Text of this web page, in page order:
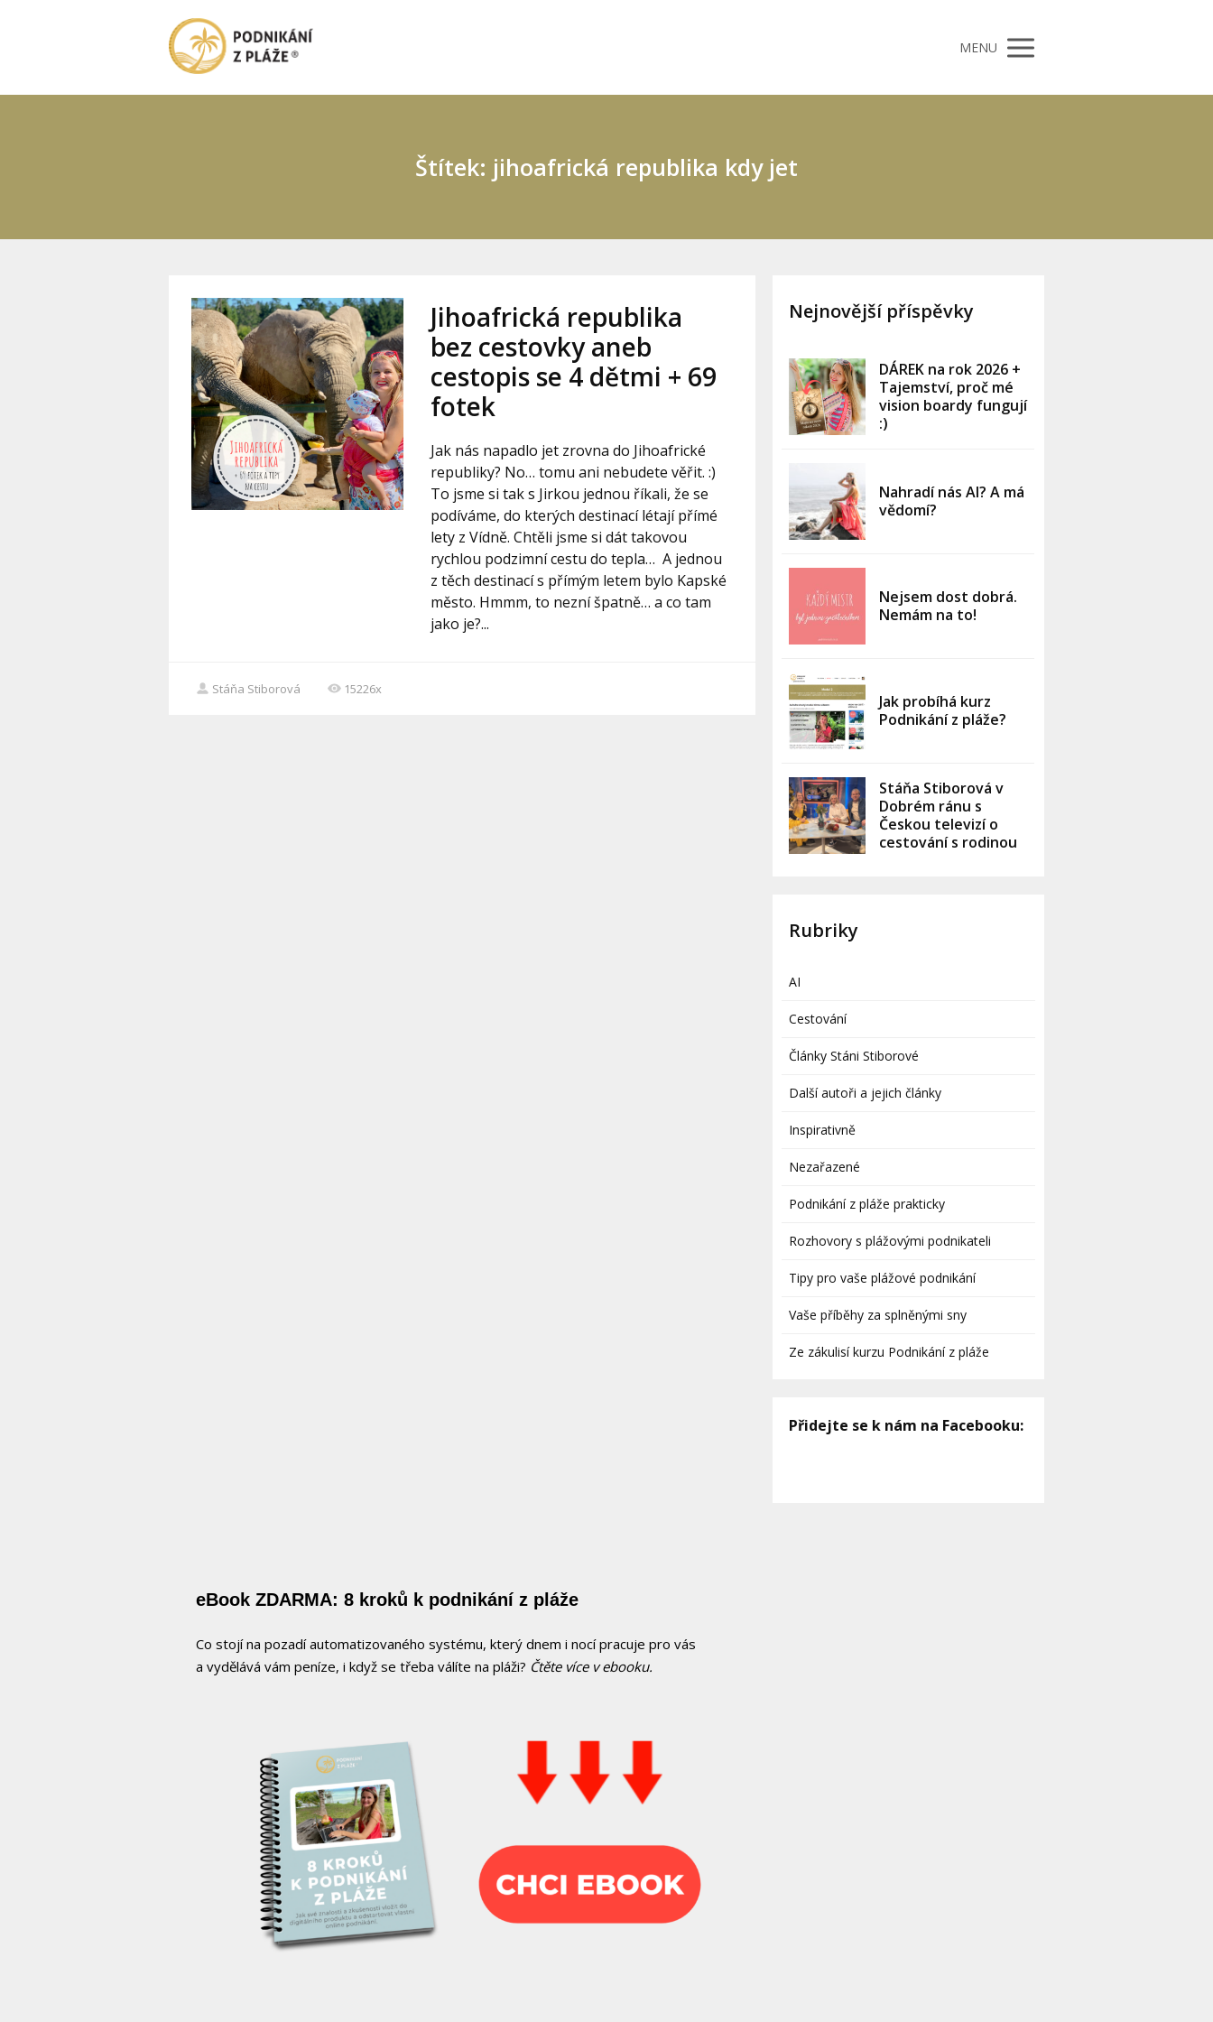
MENU
Štítek: jihoafrická republika kdy jet
Jihoafrická republika
bez cestovky aneb
cestopis se 4 dětmi + 69
fotek
Jak nás napadlo jet zrovna do Jihoafrické
republiky? No… tomu ani nebudete věřit. :)
To jsme si tak s Jirkou jednou říkali, že se
podíváme, do kterých destinací létají přímé
lety z Vídně. Chtěli jsme si dát takovou
rychlou podzimní cestu do tepla…⁣⁣ ⁣⁣ A jednou
z těch destinací s přímým letem bylo Kapské
město. Hmmm, to nezní špatně… a co tam
jako je?⁣⁣...
Stáňa Stiborová 15226x
Nejnovější příspěvky
DÁREK na rok 2026 +
Tajemství, proč mé
vision boardy fungují
:)
Nahradí nás AI? A má
vědomí?
Nejsem dost dobrá.
Nemám na to!
Jak probíhá kurz
Podnikání z pláže?
Stáňa Stiborová v
Dobrém ránu s
Českou televizí o
cestování s rodinou
Rubriky
AI
Cestování
Články Stáni Stiborové
Další autoři a jejich články
Inspirativně
Nezařazené
Podnikání z pláže prakticky
Rozhovory s plážovými podnikateli
Tipy pro vaše plážové podnikání
Vaše příběhy za splněnými sny
Ze zákulisí kurzu Podnikání z pláže
Přidejte se k nám na Facebooku:
eBook ZDARMA: 8 kroků k podnikání z pláže
Co stojí na pozadí automatizovaného systému, který dnem i nocí pracuje pro vás
a vydělává vám peníze, i když se třeba válíte na pláži? Čtěte více v ebooku.